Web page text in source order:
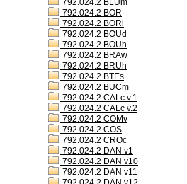
792.024.2 BLUm
792.024.2 BOR
792.024.2 BORi
792.024.2 BOUd
792.024.2 BOUh
792.024.2 BRAw
792.024.2 BRUh
792.024.2 BTEs
792.024.2 BUCm
792.024.2 CALc v.1
792.024.2 CALc v.2
792.024.2 COMv
792.024.2 COS
792.024.2 CROc
792.024.2 DAN v1
792.024.2 DAN v10
792.024.2 DAN v11